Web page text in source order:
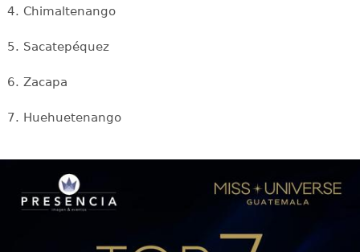
4. Chimaltenango
5. Sacatepéquez
6. Zacapa
7. Huehuetenango